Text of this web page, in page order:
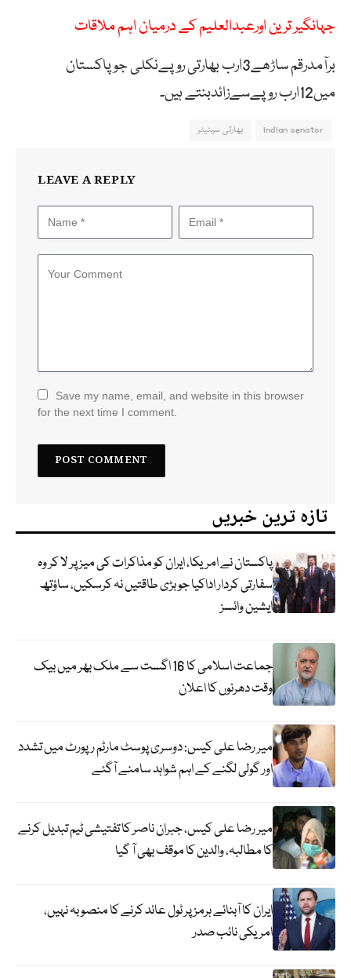
جہانگیر ترین اورعبدالعلیم کے درمیان اہم ملاقات
برآمدرقم ساڑھے3ارب بھارتی روپےنکلی جوپاکستان
میں12ارب روپےسےزائدبنتے ہیں۔
indian senator بھارتی سینیٹر
LEAVE A REPLY
Save my name, email, and website in this browser
for the next time I comment.
تازہ ترین خبریں
پاکستان نے امریکا، ایران کو مذاکرات کی میز پر لا کر وہ
سفارتی کردار اداکیا جو بڑی طاقتیں نہ کرسکیں، ساؤتھ
ایشین وائسز
جماعت اسلامی کا 16 اگست سے ملک بھر میں بیک
وقت دھرنوں کا اعلان
میر رضا علی کیس: دوسری پوسٹ مارٹم رپورٹ میں تشدد
اور گولی لگنے کے اہم شواہد سامنے آگئے
میر رضا علی کیس، جبران ناصر کا تفتیشی ٹیم تبدیل کرنے
کا مطالبہ، والدین کا موقف بھی آ گیا
ایران کا آبنائے ہرمز پر ٹول عائد کرنے کا منصوبہ نہیں،
امریکی نائب صدر